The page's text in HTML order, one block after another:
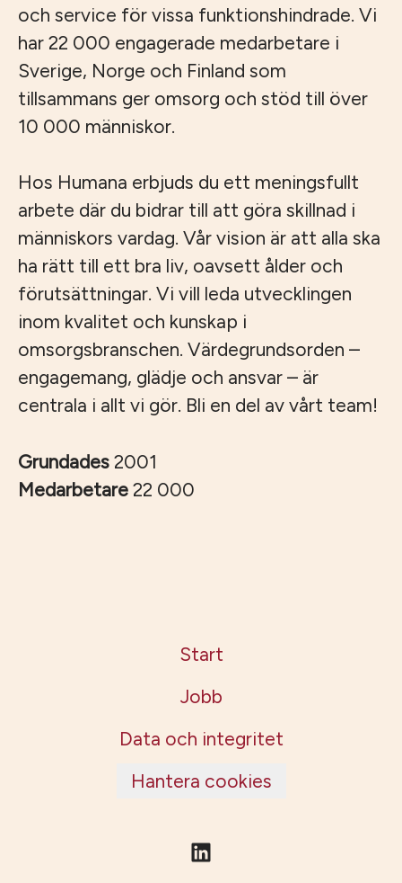
och service för vissa funktionshindrade. Vi
har 22 000 engagerade medarbetare i
Sverige, Norge och Finland som
tillsammans ger omsorg och stöd till över
10 000 människor.
Hos Humana erbjuds du ett meningsfullt
arbete där du bidrar till att göra skillnad i
människors vardag. Vår vision är att alla ska
ha rätt till ett bra liv, oavsett ålder och
förutsättningar. Vi vill leda utvecklingen
inom kvalitet och kunskap i
omsorgsbranschen. Värdegrundsorden –
engagemang, glädje och ansvar – är
centrala i allt vi gör. Bli en del av vårt team!
Grundades 2001
Medarbetare 22 000
Start
Jobb
Data och integritet
Hantera cookies